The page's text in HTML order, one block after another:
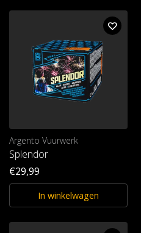
Argento Vuurwerk
Splendor
€29,99
In winkelwagen